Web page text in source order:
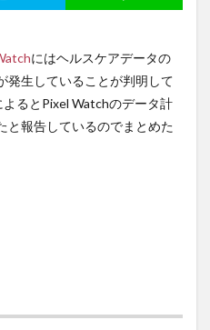
にはヘルスケアデータの
発生していることが判明して
るとPixel Watchのデータ計
と報告しているのでまとめた